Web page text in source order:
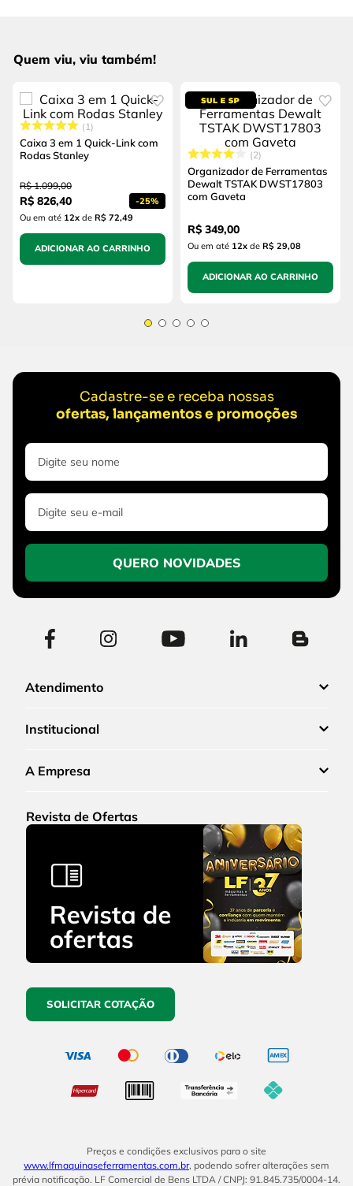
Quem viu, viu também!
1
Caixa 3 em 1 Quick-Link com
Rodas Stanley
R$ 1.099,00
R$ 826,40 -25%
Ou em até 12x de R$ 72,49
ADICIONAR AO CARRINHO
2
Organizador de Ferramentas
Dewalt TSTAK DWST17803
com Gaveta
R$ 349,00
Ou em até 12x de R$ 29,08
ADICIONAR AO CARRINHO
Cadastre-se e receba nossas
ofertas, lançamentos e promoções
QUERO NOVIDADES
Atendimento
Institucional
A Empresa
Revista de Ofertas
SOLICITAR COTAÇÃO
Preços e condições exclusivos para o site
www.lfmaquinaseferramentas.com.br, podendo sofrer alterações sem
prévia notificação. LF Comercial de Bens LTDA / CNPJ: 91.845.735/0004-14.